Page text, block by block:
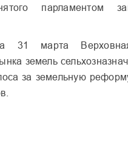
парламентом
31 марта
земель
за земельную